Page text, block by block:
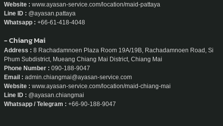
Website : www.ayasan-service.com/location/maid-pattaya
Line ID : @ayasan.pattaya
Whatsapp : +66-61-418-4048
- Chiang Mai
Address : 8 Rachadamnoen Plaza Room 19A/19B, Rachadamnoen Road, Si
Phum Subdistrict, Mueang Chiang Mai District, Chiang Mai
Phone Number : 090-188-9047
Email : admin.chiangmai@ayasan-service.com
Website : www.ayasan-service.com/location/maid-chiang-mai
Line ID : @ayasan.chiangmai
Whatsapp / Telegram : +66-90-188-9047